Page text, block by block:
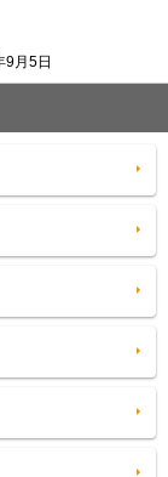
9月5日